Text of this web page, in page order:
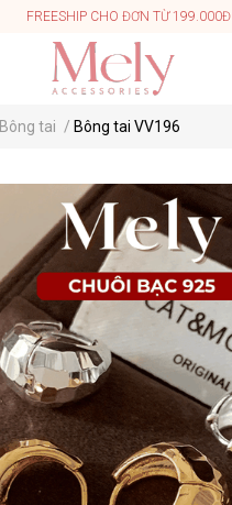
FREESHIP CHO ĐƠN TỪ 199.000Đ
Bông tai / Bông tai VV196